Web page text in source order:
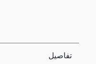
تفاصيل